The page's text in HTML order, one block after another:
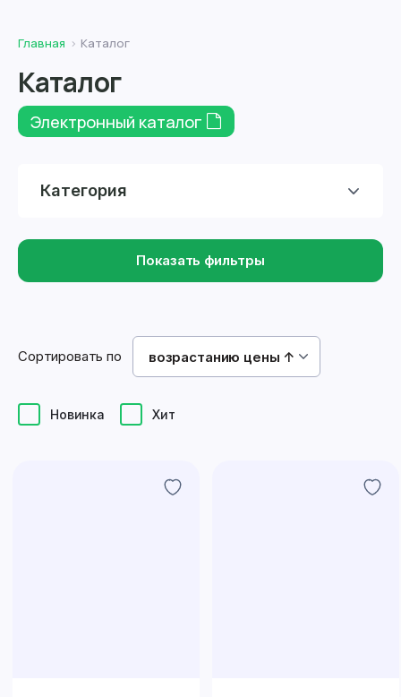
Главная Каталог
Каталог
Электронный каталог
Категория
Показать фильтры
Новинка Хит
Сортировать по возрастанию цены ↑